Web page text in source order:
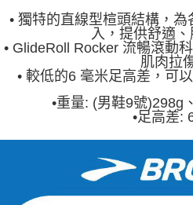
• 獨特的直線型楦頭結構，
入，提供舒適、
• GlideRoll Rocker 流暢滾動
肌肉拉
• 較低的6 毫米足高差，可
•重量: (男鞋9號)298g
•足高差: